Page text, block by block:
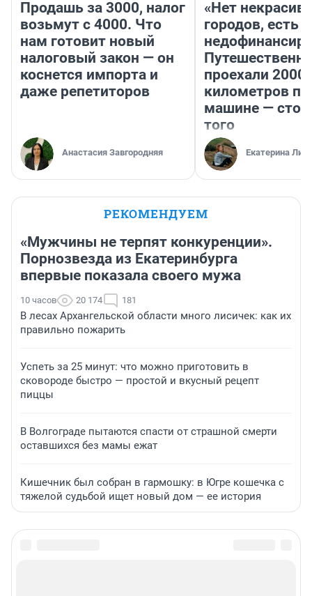
Продашь за 3000, налог
возьмут с 4000. Что
нам готовит новый
налоговый закон — он
коснется импорта и
даже репетиторов
Анастасия Завгородняя
«Нет
городов, есть
проехали 2000
километров по
машине —
того
Екатерина
РЕКОМЕНДУЕМ
«Мужчины не терпят конкуренции».
Порнозвезда из Екатеринбурга
впервые показала своего мужа
10 часов 20 174 181
В лесах Архангельской области много лисичек: как их
правильно пожарить
Успеть за 25 минут: что можно приготовить в
сковороде быстро — простой и вкусный рецепт
пиццы
В Волгограде пытаются спасти от страшной смерти
оставшихся без мамы ежат
Кишечник был собран в гармошку: в Югре кошечка с
тяжелой судьбой ищет новый дом — ее история